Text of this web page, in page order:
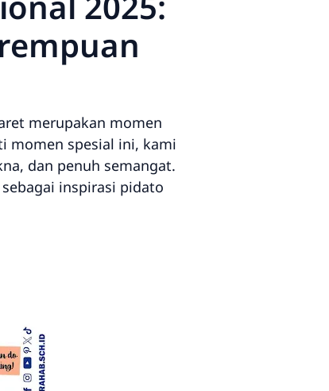
merupakan momen
momen spesial ini, kami
dan penuh semangat.
inspirasi pidato